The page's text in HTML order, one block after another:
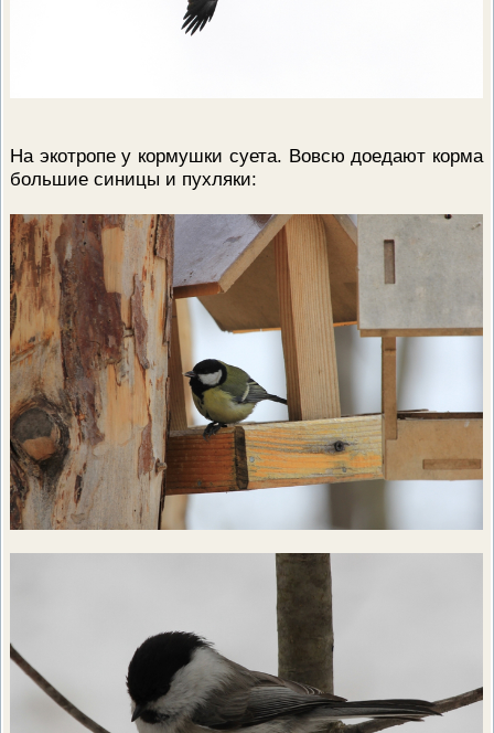
На экотропе у кормушки суета. Вовсю доедают корма
большие синицы и пухляки: